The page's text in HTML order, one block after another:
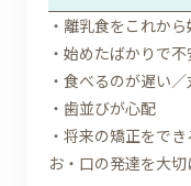
・離乳食をこれか
・始めたばかりで
・食べるのが遅い
・歯並びが心配
・将来の矯正をで
お・口の発達を大